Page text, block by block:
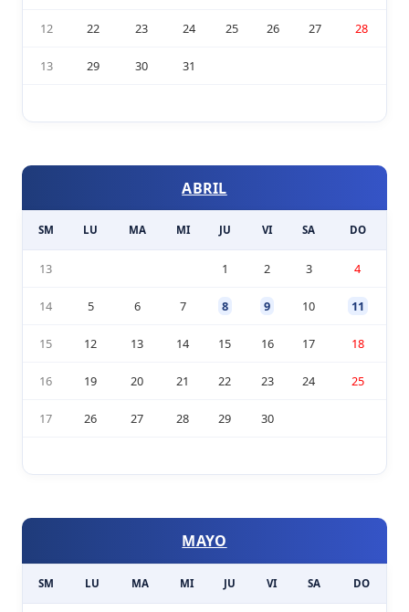
12 22 23 24 25 26 27 28
13 29 30 31
ABRIL
SM LU MA MI JU VI SA DO
13 1 2 3 4
14 5 6 7 8 9 10 11
15 12 13 14 15 16 17 18
16 19 20 21 22 23 24 25
17 26 27 28 29 30
MAYO
SM LU MA MI JU VI SA DO